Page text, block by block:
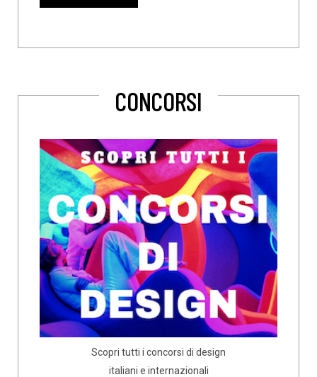
CONCORSI
Scopri tutti i concorsi di design
italiani e internazionali